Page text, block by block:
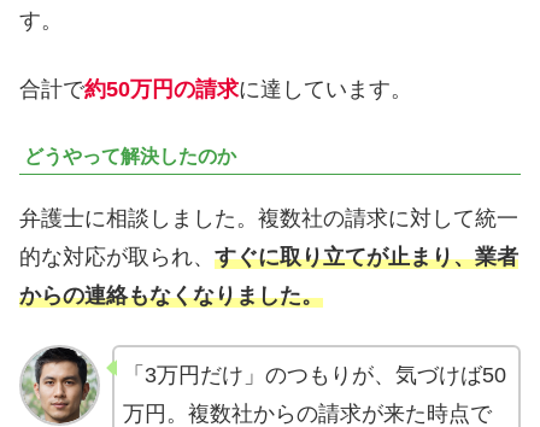
す。
合計で約50万円の請求に達しています。
どうやって解決したのか
弁護士に相談しました。複数社の請求に対して統一
的な対応が取られ、 すぐに取り立てが止まり、業者
からの連絡もなくなりました。
「3万円だけ」のつもりが、気づけば50
万円。複数社からの請求が来た時点で